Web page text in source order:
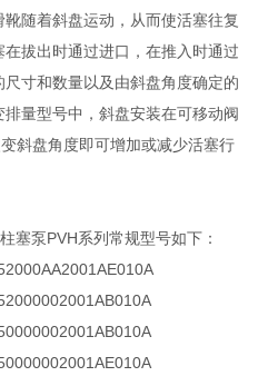
随着斜盘运动，从而使活塞往复
拔出时通过进口，在推入时通过
寸和数量以及由斜盘角度确定的
量型号中，斜盘安装在可移动阀
斜盘角度即可增加或减少活塞行
塞泵PVH系列常规型号如下：